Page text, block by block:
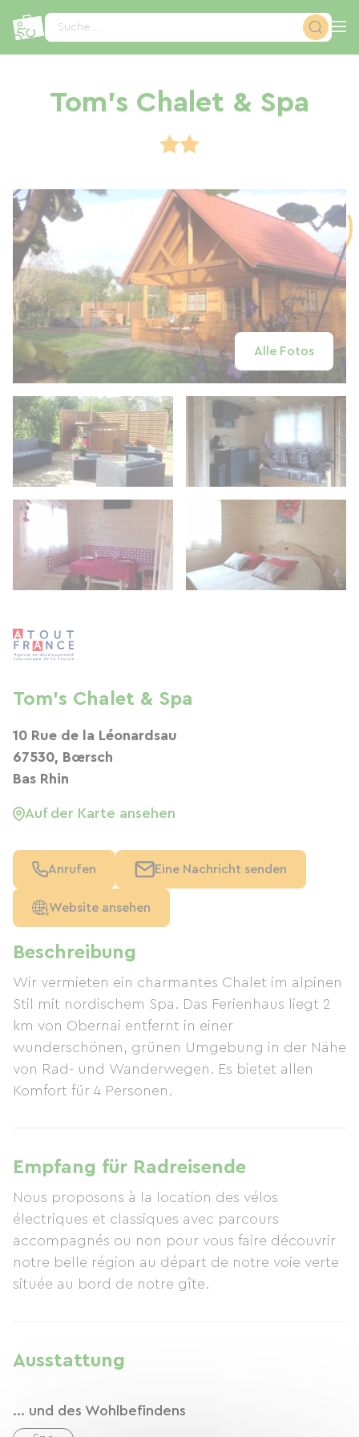
Suche...
Tom's Chalet & Spa
Alle Fotos
Beschreibung
Wir vermieten ein charmantes Chalet im alpinen
Stil mit nordischem Spa. Das Ferienhaus liegt 2
km von Obernai entfernt in einer
wunderschönen, grünen Umgebung in der Nähe
von Rad- und Wanderwegen. Es bietet allen
Komfort für 4 Personen.
Empfang für Radreisende
Nous proposons à la location des vélos
électriques et classiques avec parcours
accompagnés ou non pour vous faire découvrir
notre belle région au départ de notre voie verte
située au bord de notre gîte.
Ausstattung
... und des Wohlbefindens
Tom's Chalet & Spa
10 Rue de la Léonardsau
67530, Bœrsch
Bas Rhin
Auf der Karte ansehen
Anrufen Eine Nachricht senden
Website ansehen
Cookie-Einstellungen